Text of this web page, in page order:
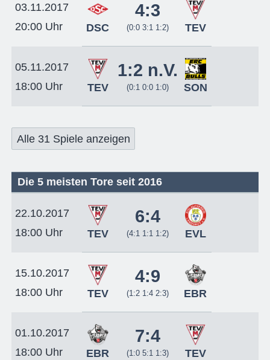
03.11.2017
20:00 Uhr
DSC
4:3
(0:0 3:1 1:2) TEV
05.11.2017
18:00 Uhr
TEV
1:2 n.V.
(0:1 0:0 1:0) SON
Alle 31 Spiele anzeigen
Die 5 meisten Tore seit 2016
22.10.2017
18:00 Uhr
TEV
6:4
(4:1 1:1 1:2) EVL
15.10.2017
18:00 Uhr
TEV
4:9
(1:2 1:4 2:3) EBR
01.10.2017
18:00 Uhr
EBR
7:4
(1:0 5:1 1:3) TEV